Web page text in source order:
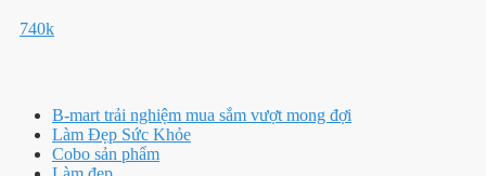
740k
B-mart trải nghiệm mua sắm vượt mong đợi
Làm Đẹp Sức Khỏe
Cobo sản phẩm